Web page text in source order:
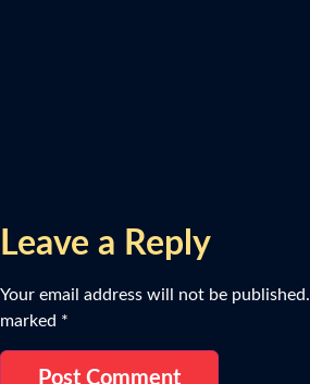
Leave a Reply
Your email address will not be published.
marked *